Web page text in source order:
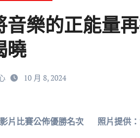
音樂的正能量
曉
10 月 8, 2024
片比賽公佈優勝名次 照片提供：